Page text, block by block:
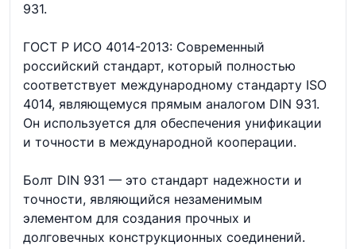
931.
ГОСТ Р ИСО 4014-2013: Современный
российский стандарт, который полностью
соответствует международному стандарту ISO
4014, являющемуся прямым аналогом DIN 931.
Он используется для обеспечения унификации
и точности в международной кооперации.
Болт DIN 931 — это стандарт надежности и
точности, являющийся незаменимым
элементом для создания прочных и
долговечных конструкционных соединений.